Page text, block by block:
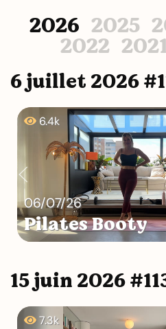
2026 2025
2022 2021
6 juillet 2026
06/07/26
Pilates Booty
6.4k
15 juin 2026
7.3k